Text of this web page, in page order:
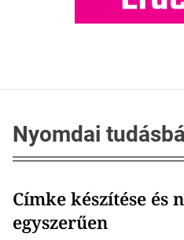
Nyomdai
Címke készítése és
egyszerűen